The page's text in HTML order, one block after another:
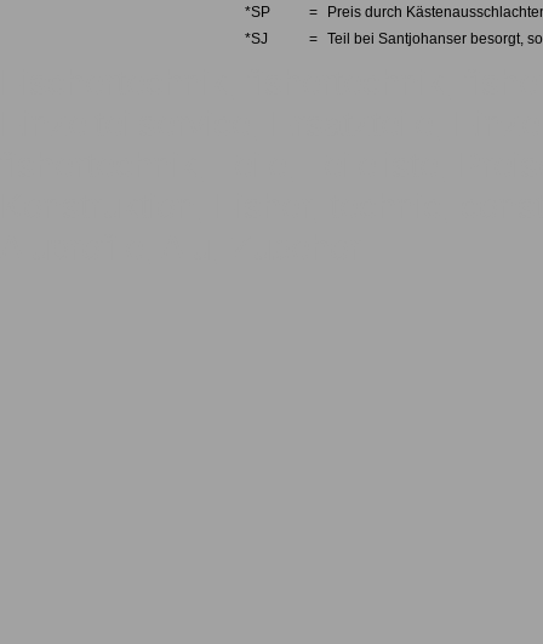
*SP
=
Preis durch
*SJ
= Teil bei Santjohanser besorgt,